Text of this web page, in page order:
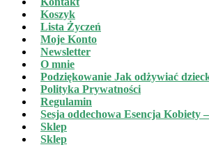
Koszyk
Lista Życzeń
Moje Konto
Newsletter
O mnie
Podziękowanie Jak odżywiać
Polityka Prywatności
Regulamin
Sesja oddechowa Esencja Kobiety
Sklep
Sklep